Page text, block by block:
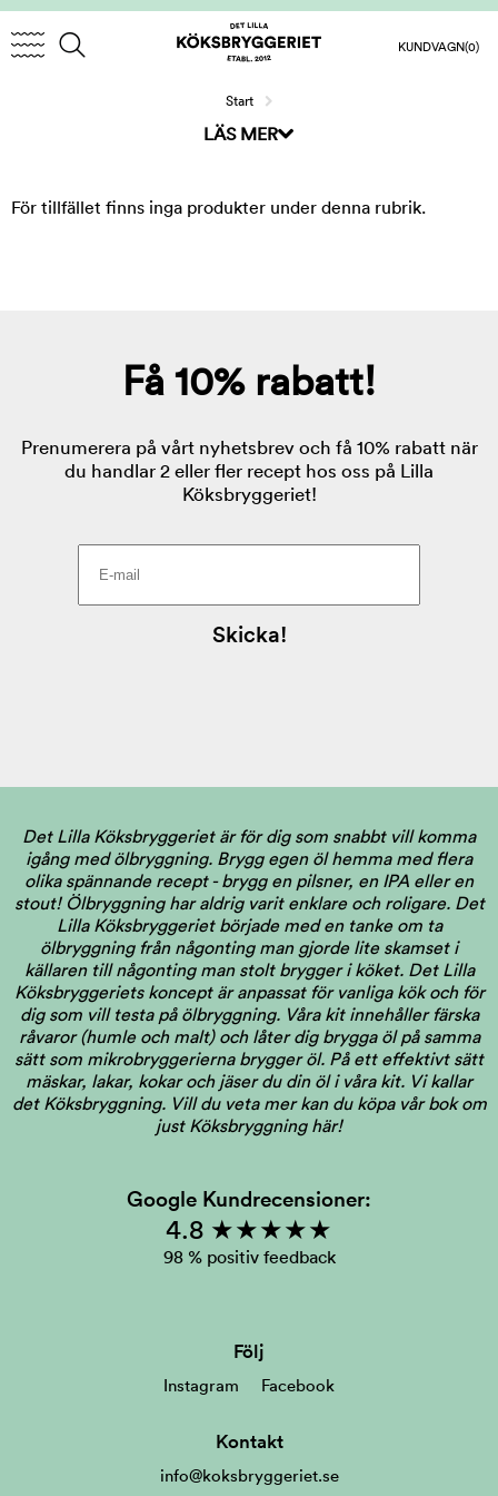
KUNDVAGN(0)
Start
LÄS MER
För tillfället finns inga produkter under denna rubrik.
Det Lilla Köksbryggeriet är för dig som snabbt vill komma
igång med ölbryggning. Brygg egen öl hemma med flera
olika spännande recept - brygg en pilsner, en IPA eller en
stout! Ölbryggning har aldrig varit enklare och roligare. Det
Lilla Köksbryggeriet började med en tanke om ta
ölbryggning från någonting man gjorde lite skamset i
källaren till någonting man stolt brygger i köket. Det Lilla
Köksbryggeriets koncept är anpassat för vanliga kök och för
dig som vill testa på ölbryggning. Våra kit innehåller färska
råvaror (humle och malt) och låter dig brygga öl på samma
sätt som mikrobryggerierna brygger öl. På ett effektivt sätt
mäskar, lakar, kokar och jäser du din öl i våra kit. Vi kallar
det Köksbryggning. Vill du veta mer kan du köpa vår bok om
just Köksbryggning här!
Google Kundrecensioner:
4.8 ★★★★★
98 % positiv feedback
Kontakt
info@koksbryggeriet.se
Följ
Instagram Facebook